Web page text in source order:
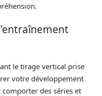
le tirage vertical prise
votre développement
des séries et